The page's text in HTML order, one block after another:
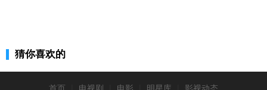
猜你喜欢的
首页 电视剧 电影 明星库 影视动态